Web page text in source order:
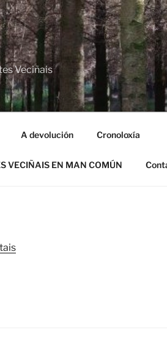
Veciñais
A devolución Cronoloxía
VECIÑAIS EN MAN COMÚN